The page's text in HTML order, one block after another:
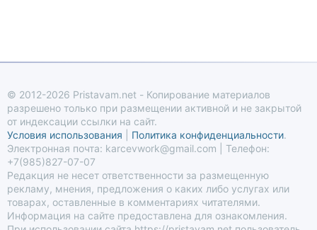
© 2012-2026 Pristavam.net - Копирование материалов
разрешено только при размещении активной и не закрытой
от индексации ссылки на сайт.
Условия использования
Политика конфиденциальности.
Электронная почта: karcevwork@gmail.com | Телефон:
+7(985)827-07-07
Редакция не несет ответственности за размещенную
рекламу, мнения, предложения о каких либо услугах или
товарах, оставленные в комментариях читателями.
Информация на сайте предоставлена для ознакомления.